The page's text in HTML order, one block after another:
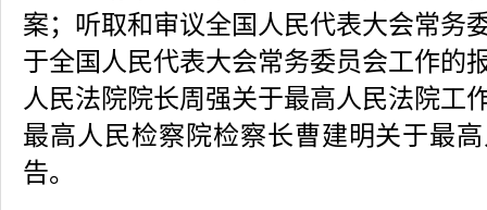
案；听取和审议全国人民代表大会常务
于全国人民代表大会常务委员会工作的
人民法院院长周强关于最高人民法院工
最高人民检察院检察长曹建明关于最
告。